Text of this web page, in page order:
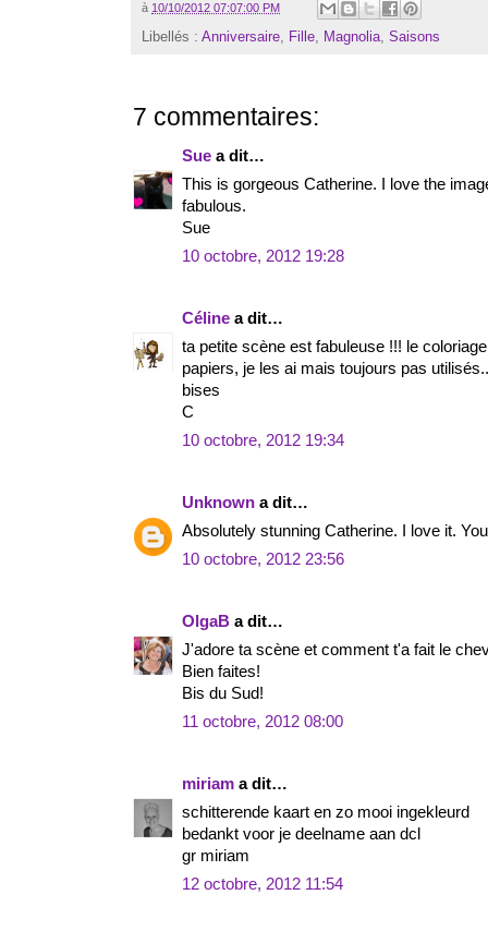
à 10/10/2012 07:07:00 PM
Libellés : Anniversaire, Fille, Magnolia, Saisons
7 commentaires:
Sue a dit…
This is gorgeous Catherine. I love the
fabulous.
Sue
10 octobre, 2012 19:28
Céline a dit…
ta petite scène est fabuleuse !!! le
papiers, je les ai mais toujours pas
bises
C
10 octobre, 2012 19:34
Unknown a dit…
Absolutely stunning Catherine. I love it.
10 octobre, 2012 23:56
OlgaB a dit…
J'adore ta scène et comment t'a fait le
Bien faites!
Bis du Sud!
11 octobre, 2012 08:00
miriam a dit…
schitterende kaart en zo mooi ingekleurd
bedankt voor je deelname aan dcl
gr miriam
12 octobre, 2012 11:54